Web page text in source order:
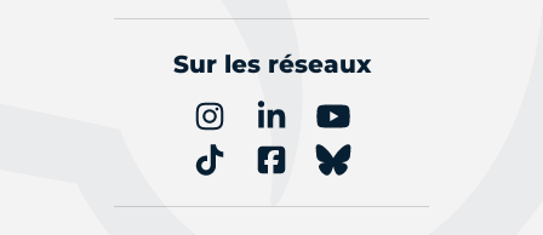
Sur les réseaux